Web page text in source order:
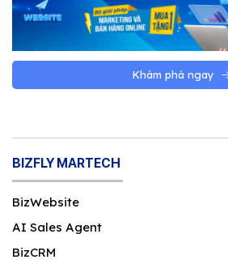
Khám phá ngay
BIZFLY MARTECH
BizWebsite
AI Sales Agent
BizCRM